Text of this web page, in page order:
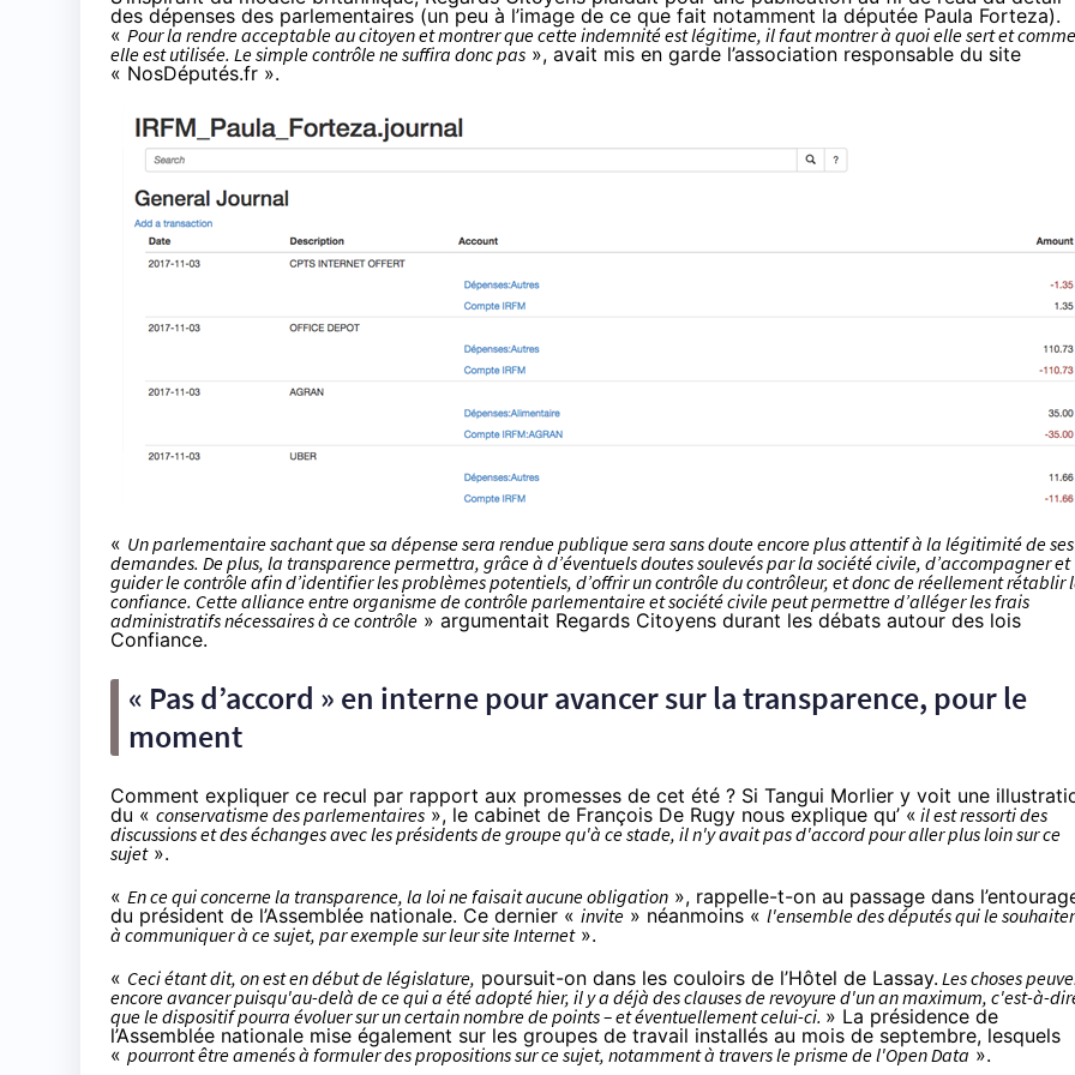
des dépenses des parlementaires (un peu à l’image de ce que fait notamment la députée Paula Forteza).
« Pour la rendre acceptable au citoyen et montrer que cette indemnité est légitime, il faut montrer à quoi elle sert et
elle est utilisée. Le simple contrôle ne suffira donc pas », avait mis en garde l’association responsable du site
« NosDéputés.fr ».
« Un parlementaire sachant que sa dépense sera rendue publique sera sans doute encore plus attentif à la légitimité de ses
demandes. De plus, la transparence permettra, grâce à d’éventuels doutes soulevés par la société civile, d’accompagner et
guider le contrôle afin d’identifier les problèmes potentiels, d’offrir un contrôle du contrôleur, et donc de réellement rétablir
confiance. Cette alliance entre organisme de contrôle parlementaire et société civile peut permettre d’alléger les frais
administratifs nécessaires à ce contrôle » argumentait Regards Citoyens durant les débats autour des lois
Confiance.
« Pas d’accord » en interne pour avancer sur la transparence, pour le
moment
Comment expliquer ce recul par rapport aux promesses de cet été ? Si Tangui Morlier y voit une
du « conservatisme des parlementaires», le cabinet de François De Rugy nous explique qu’ « il est ressorti des
discussions et des échanges avec les présidents de groupe qu'à ce stade, il n'y avait pas d'accord pour aller plus loin sur ce
sujet».
« En ce qui concerne la transparence, la loi ne faisait aucune obligation », rappelle-t-on au passage dans
du président de l’Assemblée nationale. Ce dernier « invite » néanmoins « l'ensemble des députés qui le
à communiquer à ce sujet, par exemple sur leur site Internet».
« Ceci étant dit, on est en début de législature, poursuit-on dans les couloirs de l’Hôtel de Lassay. Les choses
encore avancer puisqu'au-delà de ce qui a été adopté hier, il y a déjà des clauses de revoyure d'un an maximum, c'est-à-
que le dispositif pourra évoluer sur un certain nombre de points – et éventuellement celui-ci. » La présidence de
l’Assemblée nationale mise également sur les groupes de travail installés au mois de septembre, lesquels
« pourront être amenés à formuler des propositions sur ce sujet, notamment à travers le prisme de l'Open Data ».